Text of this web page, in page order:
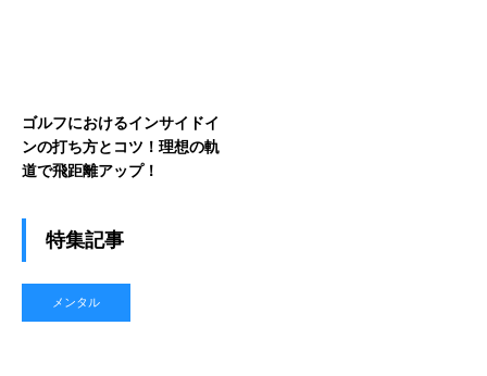
ゴルフにおけるインサイドイ
ンの打ち方とコツ！理想の軌
道で飛距離アップ！
特集記事
メンタル